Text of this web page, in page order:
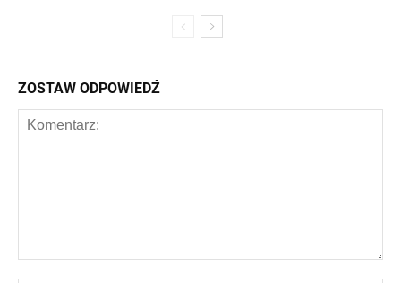
ZOSTAW ODPOWIEDŹ